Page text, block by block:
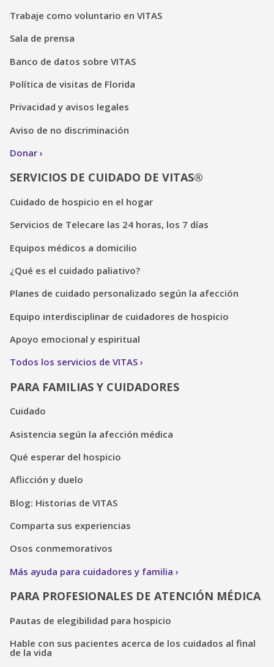
Trabaje como voluntario en VITAS
Sala de prensa
Banco de datos sobre VITAS
Política de visitas de Florida
Privacidad y avisos legales
Aviso de no discriminación
Donar
SERVICIOS DE CUIDADO DE VITAS®
Cuidado de hospicio en el hogar
Servicios de Telecare las 24 horas, los 7 días
Equipos médicos a domicilio
¿Qué es el cuidado paliativo?
Planes de cuidado personalizado según la afección
Equipo interdisciplinar de cuidadores de hospicio
Apoyo emocional y espiritual
Todos los servicios de VITAS
PARA FAMILIAS Y CUIDADORES
Cuidado
Asistencia según la afección médica
Qué esperar del hospicio
Aflicción y duelo
Blog: Historias de VITAS
Comparta sus experiencias
Osos conmemorativos
Más ayuda para cuidadores y familia
PARA PROFESIONALES DE ATENCIÓN MÉDICA
Pautas de elegibilidad para hospicio
Hable con sus pacientes acerca de los cuidados al final
de la vida